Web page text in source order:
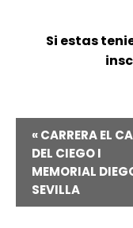
Si estas
Navegación
del
Evento
«CARRERA EL
DEL CIEGO I
MEMORIAL
SEVILLA